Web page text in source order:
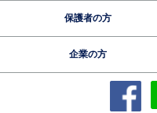
保護者の方
企業の方